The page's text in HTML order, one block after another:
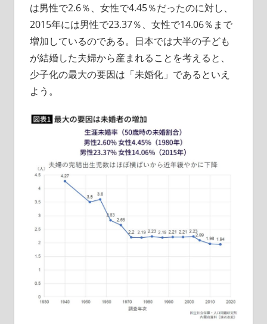
は男性で2.6％、女性で4.45％だったのに対し、
2015年には男性で23.37％、女性で14.06％まで
増加しているのである。日本では大半の子ども
が結婚した夫婦から産まれることを考えると、
少子化の最大の要因は「未婚化」であるといえ
よう。